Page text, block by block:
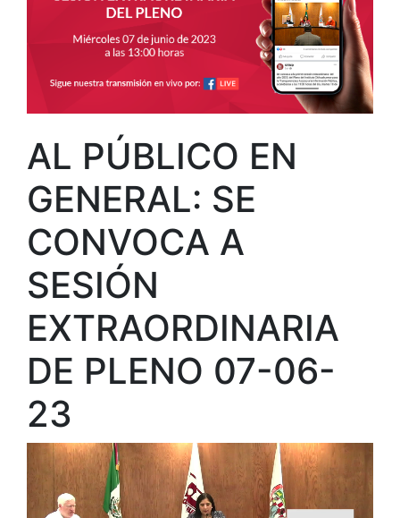
AL PÚBLICO EN
GENERAL: SE
CONVOCA A
SESIÓN
EXTRAORDINARIA
DE PLENO 07-06-
23